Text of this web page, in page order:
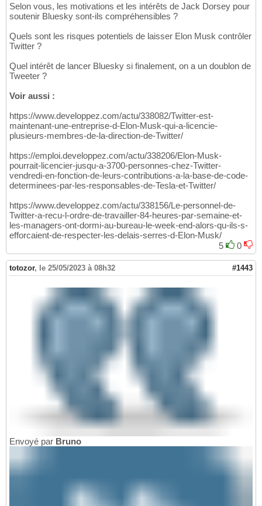
Selon vous, les motivations et les intérêts de Jack Dorsey pour
soutenir Bluesky sont-ils compréhensibles ?
Quels sont les risques potentiels de laisser Elon Musk contrôler
Twitter ?
Quel intérêt de lancer Bluesky si finalement, on a un doublon de
Tweeter ?
Voir aussi :
https://www.developpez.com/actu/338082/Twitter-est-
maintenant-une-entreprise-d-Elon-Musk-qui-a-licencie-
plusieurs-membres-de-la-direction-de-Twitter/
https://emploi.developpez.com/actu/338206/Elon-Musk-
pourrait-licencier-jusqu-a-3700-personnes-chez-Twitter-
vendredi-en-fonction-de-leurs-contributions-a-la-base-de-code-
determinees-par-les-responsables-de-Tesla-et-Twitter/
https://www.developpez.com/actu/338156/Le-personnel-de-
Twitter-a-recu-l-ordre-de-travailler-84-heures-par-semaine-et-
les-managers-ont-dormi-au-bureau-le-week-end-alors-qu-ils-s-
efforcaient-de-respecter-les-delais-serres-d-Elon-Musk/
5
0
totozor, le 25/05/2023 à 08h32 #1443
Envoyé par Bruno